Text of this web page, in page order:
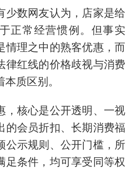
少数网友认为，店家是给
正常经营惯例。但事实
情理之中的熟客优惠，而
律红线的价格歧视与消费
质区别。
，核心是公开透明、一视
的会员折扣、长期消费福
公示规则、公开门槛，所
足条件，均可享受同等权